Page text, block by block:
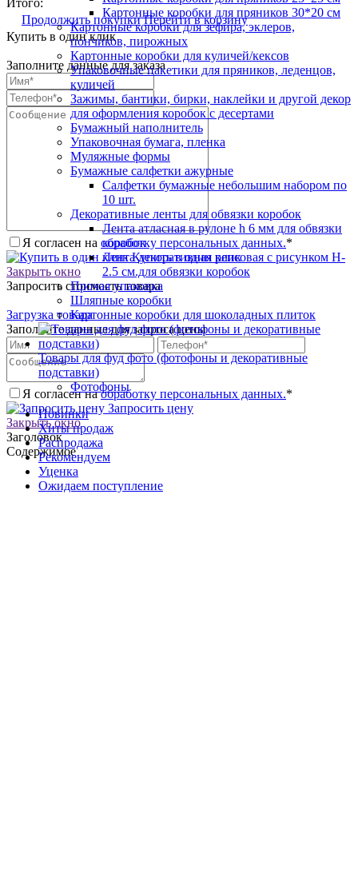
Картонные коробки для пряников 30*20 см
Картонные коробки для зефира, эклеров,
пончиков, пирожных
Картонные коробки для куличей/кексов
Упаковочные пакетики для пряников, леденцов,
куличей
Зажимы, бантики, бирки, наклейки и другой декор
для оформления коробок с десертами
Бумажный наполнитель
Упаковочная бумага, пленка
Муляжные формы
Бумажные салфетки ажурные
Салфетки бумажные небольшим набором по
10 шт.
Декоративные ленты для обвязки коробок
Лента атласная в рулоне h 6 мм для обвязки
коробок
Лента декоративная репсовая с рисунком H-
2.5 см.для обвязки коробок
Прочая упаковка
Шляпные коробки
Картонные коробки для шоколадных плиток
Товары для фуд фото (фотофоны и декоративные
подставки)
Фотофоны
Новинки
Хиты продаж
Распродажа
Рекомендуем
Уценка
Ожидаем поступление
Продолжить покупки Перейти в корзину
Купить в один клик
Заполните данные для заказа
Я согласен на обработку персональных данных.*
Купить в один клик
Закрыть окно
Запросить стоимость товара
Загрузка товара
Заполните данные для запроса цены
Я согласен наобработку персональных данных.*
Запросить цену
Закрыть окно
Заголовок
Содержимое